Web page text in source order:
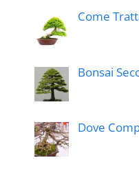
Come
Bonsai
Dove